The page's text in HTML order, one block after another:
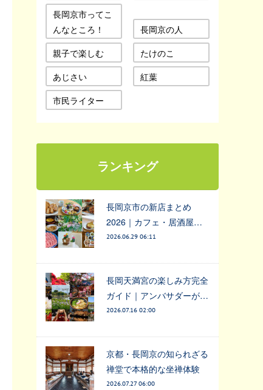
長岡京市ってこ
んなところ！
長岡京の人
親子で楽しむ
たけのこ
あじさい
紅葉
市民ライター
ランキング
長岡京市の新店まとめ
2026｜カフェ・居酒屋…
2026.06.29 06:11
長岡天満宮の楽しみ方完全
ガイド｜アンバサダーが…
2026.07.16 02:00
京都・長岡京の知られざる
禅堂で本格的な坐禅体験
2026.07.27 06:00